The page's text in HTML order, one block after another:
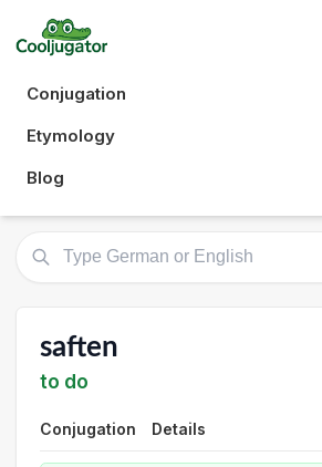
Conjugation
Etymology
Blog
saften
to do
Conjugation Details